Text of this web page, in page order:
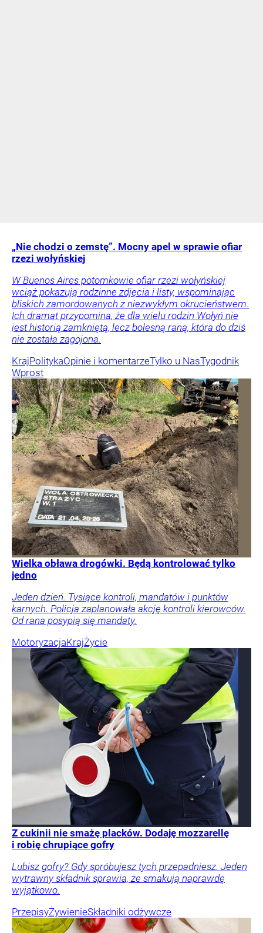
„Nie chodzi o zemstę”. Mocny apel w sprawie ofiar
rzezi wołyńskiej
W Buenos Aires potomkowie ofiar rzezi wołyńskiej
wciąż pokazują rodzinne zdjęcia i listy, wspominając
bliskich zamordowanych z niezwykłym okrucieństwem.
Ich dramat przypomina, że dla wielu rodzin Wołyń nie
jest historią zamkniętą, lecz bolesną raną, która do dziś
nie została zagojona.
KrajPolitykaOpinie i komentarzeTylko u NasTygodnik
Wprost
Wielka obława drogówki. Będą kontrolować tylko
jedno
Jeden dzień. Tysiące kontroli, mandatów i punktów
karnych. Policja zaplanowała akcję kontroli kierowców.
Od rana posypią się mandaty.
MotoryzacjaKrajŻycie
Z cukinii nie smażę placków. Dodaję mozzarellę
i robię chrupiące gofry
Lubisz gofry? Gdy spróbujesz tych przepadniesz. Jeden
wytrawny składnik sprawia, że smakują naprawdę
wyjątkowo.
PrzepisyŻywienieSkładniki odżywcze